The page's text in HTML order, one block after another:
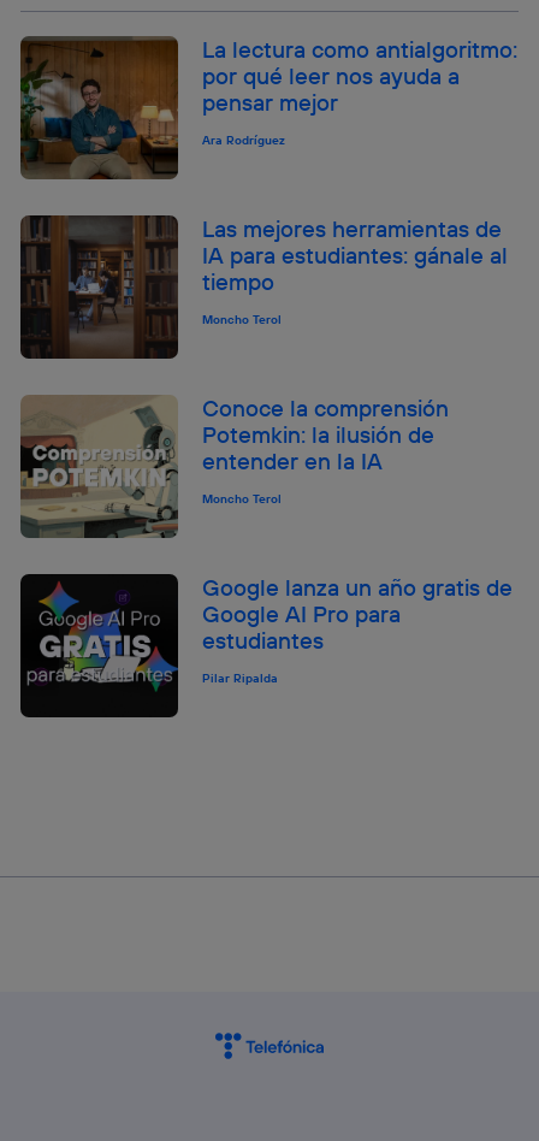
La lectura como antialgoritmo:
por qué leer nos ayuda a
pensar mejor
Ara Rodríguez
Las mejores herramientas de
IA para estudiantes: gánale al
tiempo
Moncho Terol
Conoce la comprensión
Potemkin: la ilusión de
entender en la IA
Moncho Terol
Google lanza un año gratis de
Google AI Pro para
estudiantes
Pilar Ripalda